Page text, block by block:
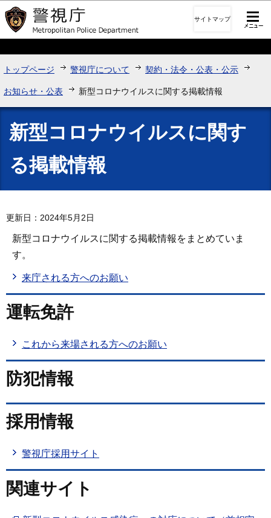
このページの本文へ移動
サイトマップ
トップページ 警視庁について 契約・法令・公表・公示
お知らせ・公表 新型コロナウイルスに関する掲載情報
新型コロナウイルスに関す
る掲載情報
更新日：2024年5月2日
新型コロナウイルスに関する掲載情報をまとめていま
す。
来庁される方へのお願い
運転免許
これから来場される方へのお願い
防犯情報
採用情報
警視庁採用サイト
関連サイト